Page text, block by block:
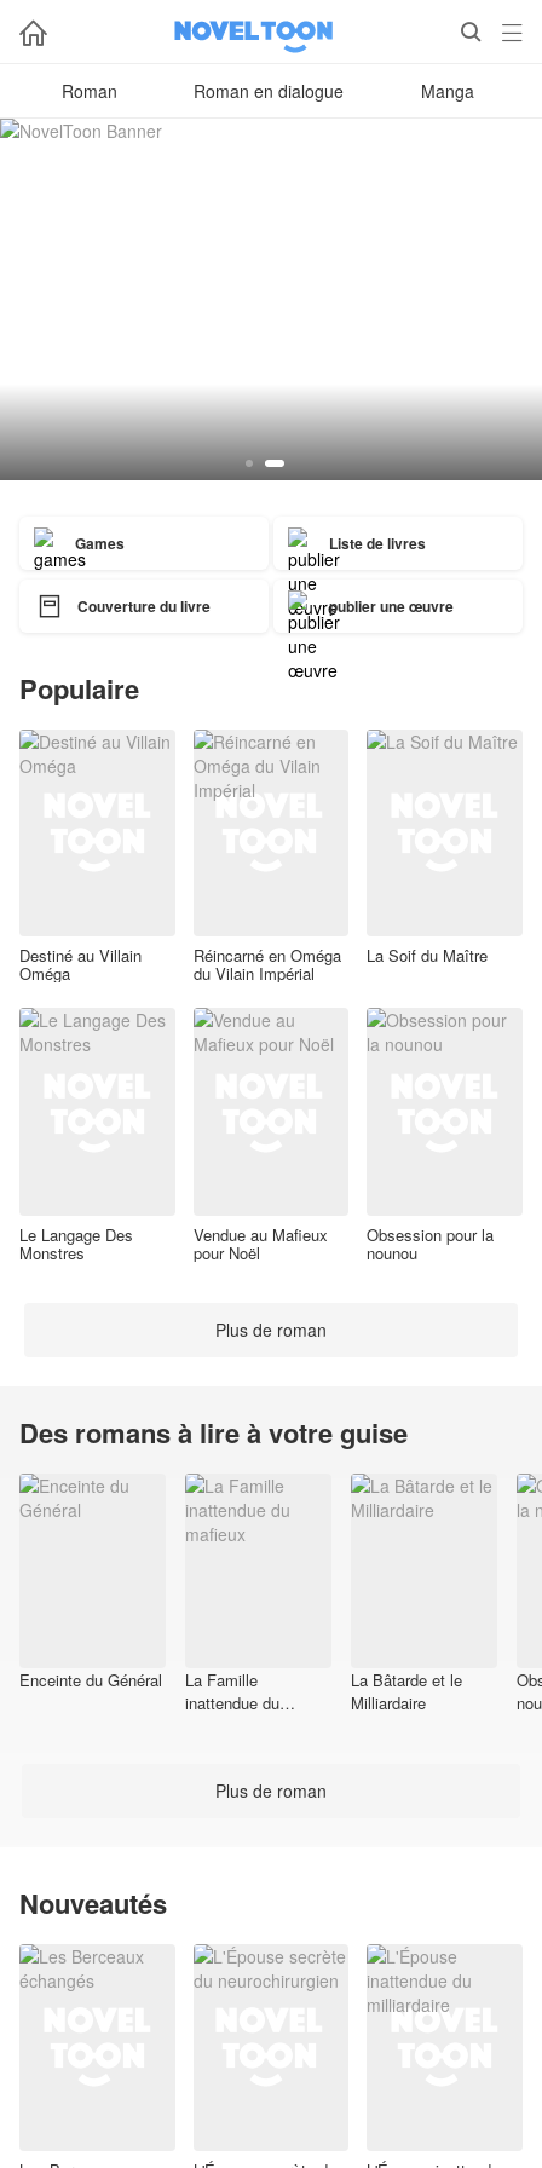
  
Roman Roman en dialogue Manga
Games Liste de livres
 Couverture du livre publier une œuvre
Populaire
Destiné au Villain
Oméga
Réincarné en Oméga
du Vilain Impérial
La Soif du Maître
Le Langage Des
Monstres
Vendue au Mafieux
pour Noël
Obsession pour la
nounou
Plus de roman
Des romans à lire à votre guise
Enceinte du Général
La Famille
inattendue du
La Bâtarde et le
Milliardaire
Plus de roman
Nouveautés